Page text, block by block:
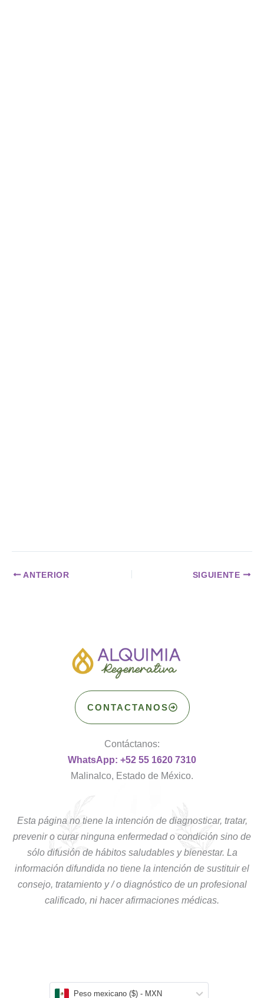
ANTERIOR SIGUIENTE
CONTACTANOS
Contáctanos:
WhatsApp: +52 55 1620 7310
Malinalco, Estado de México.
Esta página no tiene la intención de diagnosticar, tratar,
prevenir o curar ninguna enfermedad o condición sino de
sólo difusión de hábitos saludables y bienestar. La
información difundida no tiene la intención de sustituir el
consejo, tratamiento y / o diagnóstico de un profesional
calificado, ni hacer afirmaciones médicas.
Peso mexicano ($) - MXN